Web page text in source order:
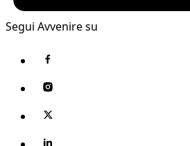
Segui Avvenire su